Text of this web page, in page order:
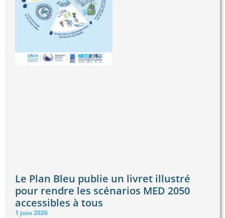
Le Plan Bleu publie un livret illustré
pour rendre les scénarios MED 2050
accessibles à tous
1 juin 2026